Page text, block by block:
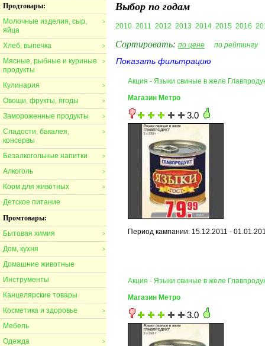
Продтовары:
>
Молочные изделия, сыр,
яйца
>
Хлеб, выпечка
>
Мясные, рыбные и куриные
продукты
>
Кулинария
>
Овощи, фрукты, ягоды
>
Замороженные продукты
>
Сладости, бакалея,
консервы
>
Безалкогольные напитки
>
Алкоголь
>
Корм для животных
Детское питание
Промтовары:
>
Бытовая химия
>
Дом, кухня
Домашние животные
Инструменты
Канцелярские товары
>
Косметика и здоровье
Мебель
>
Одежда
Выбор по годам
2010 2011 2012 2013 2014 2015 2016
Сортировать: по цене по рейтингу
Показать фильтрацию
Акция - Языки свиные в желе
Магазин Метро
3.0
Период кампании: 15.12.2011 -
Акция - Языки свиные в желе
Магазин Метро
3.0